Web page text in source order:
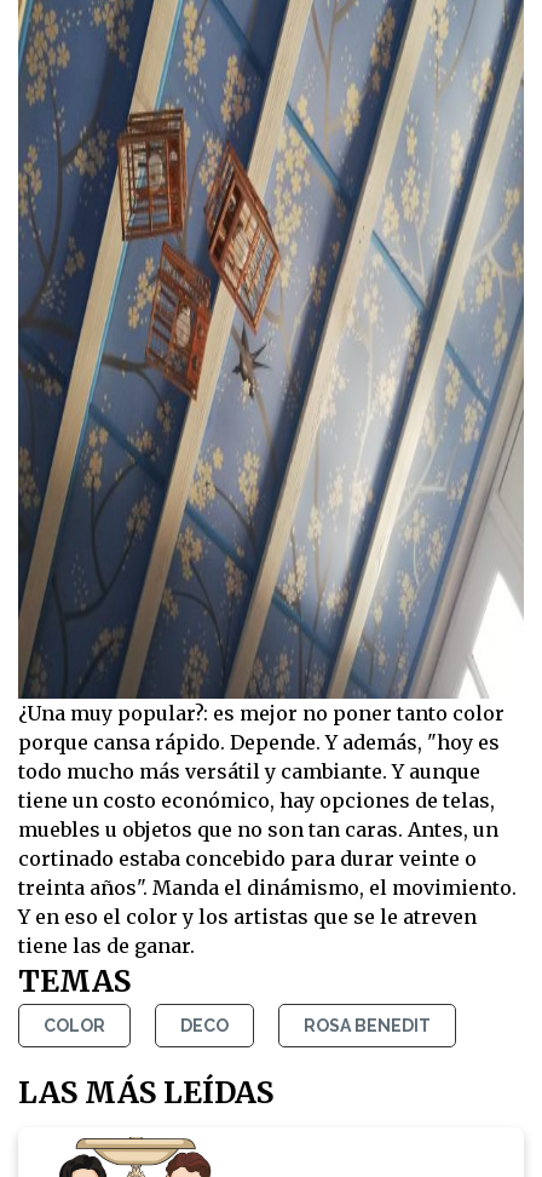
¿Una muy popular?: es mejor no poner tanto color
porque cansa rápido. Depende. Y además, "hoy es
todo mucho más versátil y cambiante. Y aunque
tiene un costo económico, hay opciones de telas,
muebles u objetos que no son tan caras. Antes, un
cortinado estaba concebido para durar veinte o
treinta años". Manda el dinámismo, el movimiento.
Y en eso el color y los artistas que se le atreven
tiene las de ganar.
TEMAS
COLOR DECO ROSA BENEDIT
LAS MÁS LEÍDAS